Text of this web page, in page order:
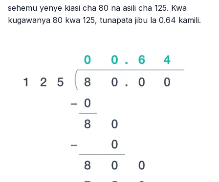
sehemu yenye kiasi cha 80 na asili cha 125. Kwa
kugawanya 80 kwa 125, tunapata jibu la 0.64 kamili.